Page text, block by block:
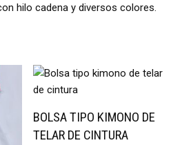
hilo cadena y diversos colores.
BOLSA TIPO KIMONO DE
TELAR DE CINTURA